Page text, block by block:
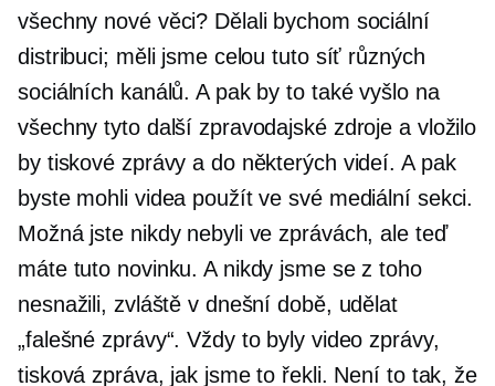
všechny nové věci? Dělali bychom sociální
distribuci; měli jsme celou tuto síť různých
sociálních kanálů. A pak by to také vyšlo na
všechny tyto další zpravodajské zdroje a vložilo
by tiskové zprávy a do některých videí. A pak
byste mohli videa použít ve své mediální sekci.
Možná jste nikdy nebyli ve zprávách, ale teď
máte tuto novinku. A nikdy jsme se z toho
nesnažili, zvláště v dnešní době, udělat
„falešné zprávy“. Vždy to byly video zprávy,
tisková zpráva, jak jsme to řekli. Není to tak, že